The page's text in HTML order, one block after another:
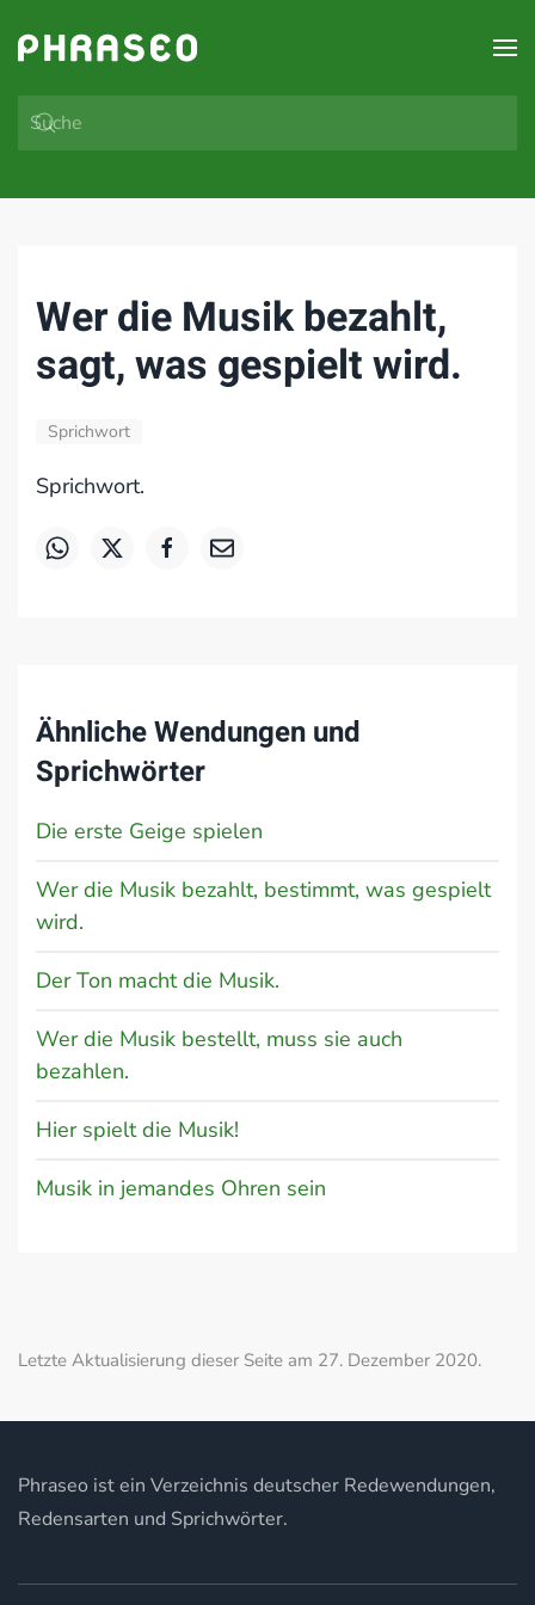
Zum Hauptinhalt springen
Wer die Musik bezahlt,
sagt, was gespielt wird.
Sprichwort
Sprichwort.
Ähnliche Wendungen und
Sprichwörter
Die erste Geige spielen
Wer die Musik bezahlt, bestimmt, was gespielt
wird.
Der Ton macht die Musik.
Wer die Musik bestellt, muss sie auch
bezahlen.
Hier spielt die Musik!
Musik in jemandes Ohren sein
Letzte Aktualisierung dieser Seite am 27. Dezember 2020.
Phraseo ist ein Verzeichnis deutscher Redewendungen,
Redensarten und Sprichwörter.